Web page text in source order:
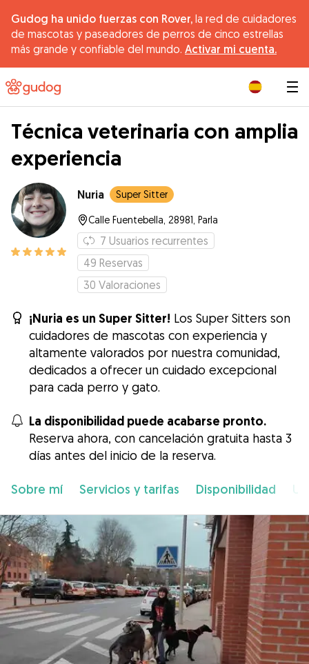
Gudog ha unido fuerzas con Rover, la red de cuidadores
de mascotas y paseadores de perros de cinco estrellas
más grande y confiable del mundo. Activar mi cuenta.
Técnica veterinaria con amplia
experiencia
Nuria Super Sitter
Calle Fuentebella, 28981, Parla
7 Usuarios recurrentes
49 Reservas
30 Valoraciones
¡Nuria es un Super Sitter! Los Super Sitters son
cuidadores de mascotas con experiencia y
altamente valorados por nuestra comunidad,
dedicados a ofrecer un cuidado excepcional
para cada perro y gato.
La disponibilidad puede acabarse pronto.
Reserva ahora, con cancelación gratuita hasta 3
días antes del inicio de la reserva.
Sobre mí Servicios y tarifas Disponibilidad